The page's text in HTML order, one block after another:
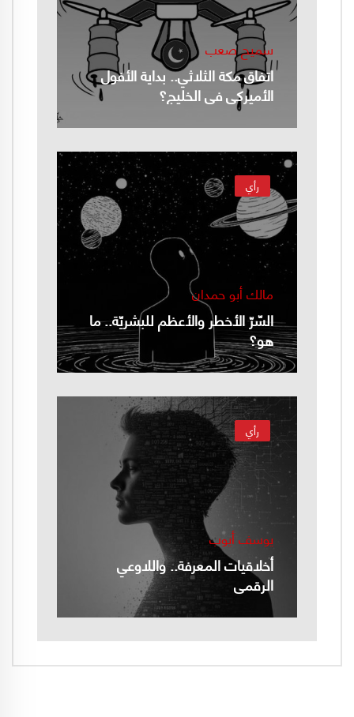
سميح صعب
اتفاق مكة الثلاثي.. بداية الأفول
الأميركي في الخليج؟
رأي
مالك أبو حمدان
السّرّ الأخطر والأعظم للبشريّة.. ما
هو؟
رأي
يوسف أيوب
أخلاقيات المعرفة.. واللاوعي
الرقمي